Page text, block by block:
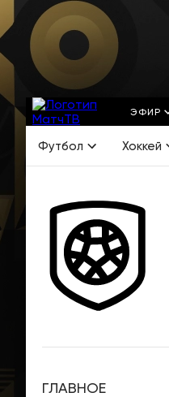
ЭФИР
Футбол Хоккей
ГЛАВНОЕ